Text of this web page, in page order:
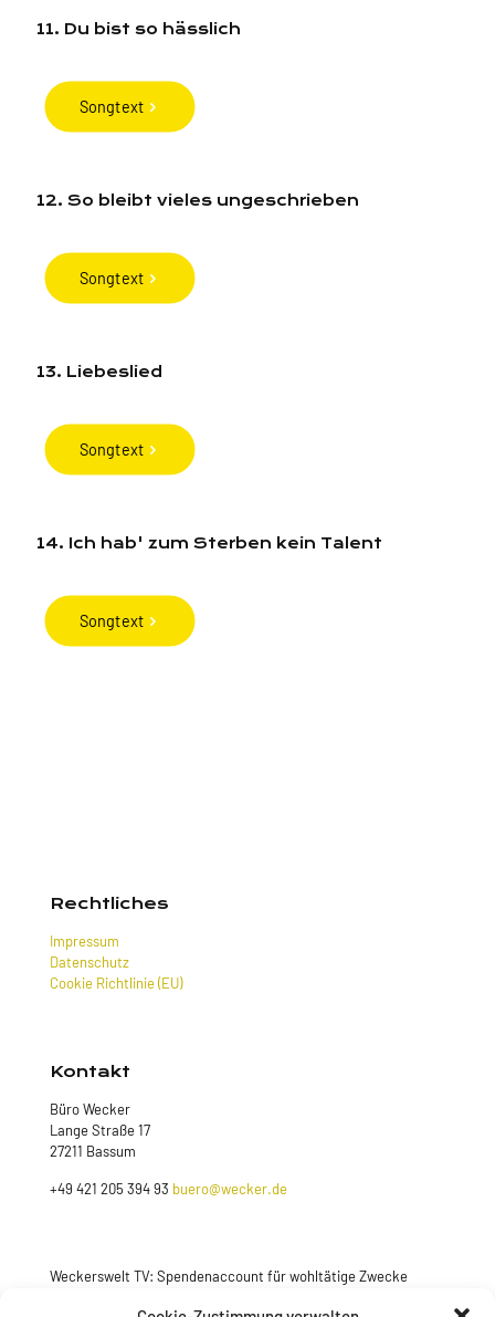
11. Du bist so hässlich
Songtext
12. So bleibt vieles ungeschrieben
Songtext
13. Liebeslied
Songtext
14. Ich hab' zum Sterben kein Talent
Songtext
Rechtliches
Impressum
Datenschutz
Cookie Richtlinie (EU)
Kontakt
Büro Wecker
Lange Straße 17
27211 Bassum
+49 421 205 394 93 buero@wecker.de
Weckerswelt TV: Spendenaccount für wohltätige Zwecke